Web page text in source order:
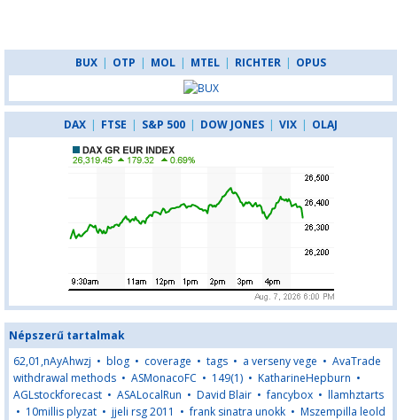
BUX | OTP | MOL | MTEL | RICHTER | OPUS
DAX | FTSE | S&P 500 | DOW JONES | VIX | OLAJ
Népszerű tartalmak
62,01,nAyAhwzj • blog • coverage • tags • a verseny vege • AvaTrade
withdrawal methods • ASMonacoFC • 149(1) • KatharineHepburn •
AGLstockforecast • ASALocalRun • David Blair •fancybox • llamhztarts
• 10millis plyzat • jjeli rsg 2011 •frank sinatra unokk • Mszempilla leold